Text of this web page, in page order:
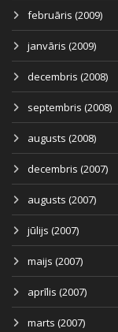
februāris (2009)
janvāris (2009)
decembris (2008)
septembris (2008)
augusts (2008)
decembris (2007)
augusts (2007)
jūlijs (2007)
maijs (2007)
aprīlis (2007)
marts (2007)